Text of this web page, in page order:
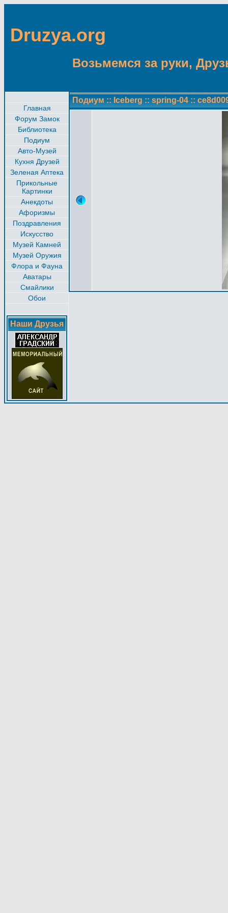
Druzya.org
Возьмемся за руки,
Главная
Форум Замок
Библиотека
Подиум
Авто-Музей
Кухня Друзей
Зеленая Аптека
Прикольные
Картинки
Анекдоты
Афоризмы
Поздравления
Искусство
Музей Камней
Музей Оружия
Флора и Фауна
Аватары
Смайлики
Обои
Наши Друзья
Подиум :: Iceberg :: spring-04 ::